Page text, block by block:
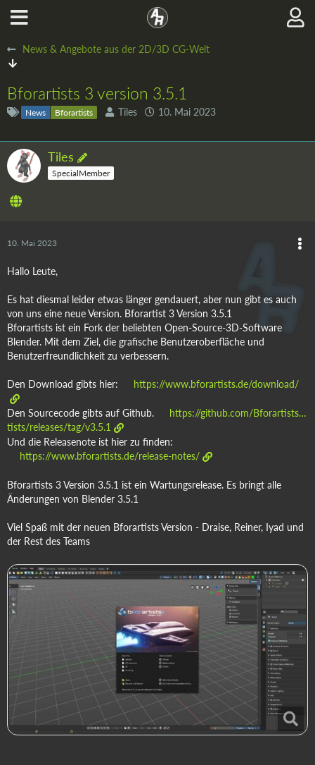
News & Angebote aus der 2D/3D CG-Welt
Bforartists 3 version 3.5.1
News Bforartists Tiles 10. Mai 2023
Tiles
SpecialMember
10. Mai 2023
Hallo Leute,
Es hat diesmal leider etwas länger gendauert, aber nun gibt es auch
von uns eine neue Version. Bforartist 3 Version 3.5.1
Bforartists ist ein Fork der beliebten Open-Source-3D-Software
Blender. Mit dem Ziel, die grafische Benutzeroberfläche und
Benutzerfreundlichkeit zu verbessern.
Den Download gibts hier: https://www.bforartists.de/download/
Den Sourcecode gibts auf Github.
https://github.com/Bforartists…
tists/releases/tag/v3.5.1
Und die Releasenote ist hier zu finden:
https://www.bforartists.de/release-notes/
Bforartists 3 Version 3.5.1 ist ein Wartungsrelease. Es bringt alle
Änderungen von Blender 3.5.1
Viel Spaß mit der neuen Bforartists Version - Draise, Reiner, Iyad und
der Rest des Teams